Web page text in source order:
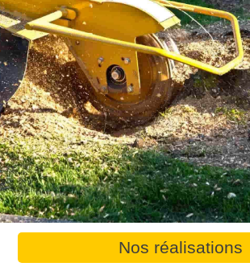
Nos réalisations